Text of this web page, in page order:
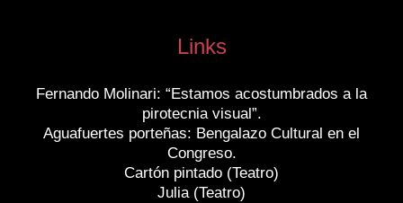
Links
Fernando Molinari: “Estamos acostumbrados a la
pirotecnia visual”.
Aguafuertes porteñas: Bengalazo Cultural en el
Congreso.
Cartón pintado (Teatro)
Julia (Teatro)